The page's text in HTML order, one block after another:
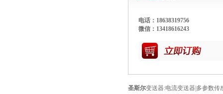
电话：18638319756
微信：13418616243
圣斯尔变送器:电流变送器 多参数传